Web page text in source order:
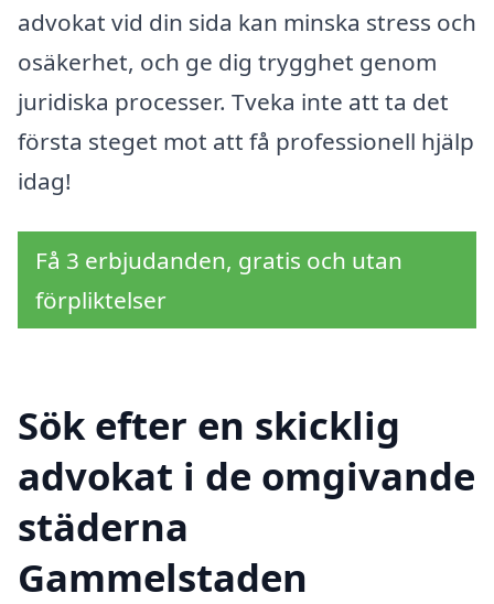
advokat vid din sida kan minska stress och
osäkerhet, och ge dig trygghet genom
juridiska processer. Tveka inte att ta det
första steget mot att få professionell hjälp
idag!
Få 3 erbjudanden, gratis och utan
förpliktelser
Sök efter en skicklig
advokat i de omgivande
städerna
Gammelstaden